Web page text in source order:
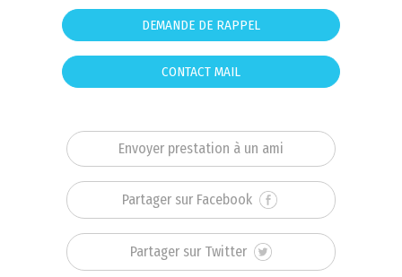
DEMANDE DE RAPPEL
CONTACT MAIL
Envoyer prestation à un ami
Partager sur Facebook
Partager sur Twitter